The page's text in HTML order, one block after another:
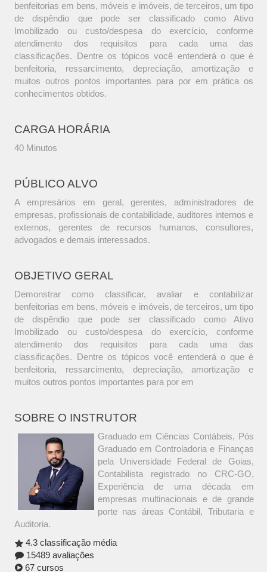
benfeitorias em bens, móveis e imóveis, de terceiros, um tipo
de dispêndio que pode ser classificado como Ativo
Imobilizado ou custo/despesa do exercício, conforme
atendimento dos requisitos para cada uma das
classificações. Dentre os tópicos você entenderá o que é
benfeitoria, ressarcimento, depreciação, amortização e
muitos outros pontos importantes para por em prática os
conhecimentos obtidos.
CARGA HORÁRIA
40 Minutos
PÚBLICO ALVO
A empresários em geral, gerentes, administradores de
empresas, profissionais de contabilidade, auditores internos e
externos, gerentes de recursos humanos, consultores,
advogados e demais interessados.
OBJETIVO GERAL
Demonstrar como classificar, avaliar e contabilizar
benfeitorias em bens, móveis e imóveis, de terceiros, um tipo
de dispêndio que pode ser classificado como Ativo
Imobilizado ou custo/despesa do exercício, conforme
atendimento dos requisitos para cada uma das
classificações. Dentre os tópicos você entenderá o que é
benfeitoria, ressarcimento, depreciação, amortização e
muitos outros pontos importantes para por em
SOBRE O INSTRUTOR
Graduado em Ciências Contábeis, Pós
Graduado em Controladoria e Finanças
pela Universidade Federal de Goias,
Contabilista registrado no CRC-GO,
Experiência de uma década em
empresas multinacionais e de grande
porte nas áreas Contábil, Tributaria e
Auditoria.
4.3 classificação média
15489 avaliações
67 cursos